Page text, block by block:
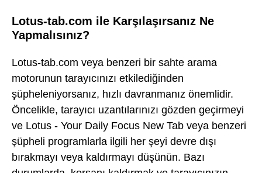
Lotus-tab.com ile Karşılaşırsanız Ne
Yapmalısınız?
Lotus-tab.com veya benzeri bir sahte arama
motorunun tarayıcınızı etkilediğinden
şüpheleniyorsanız, hızlı davranmanız önemlidir.
Öncelikle, tarayıcı uzantılarınızı gözden geçirmeyi
ve Lotus - Your Daily Focus New Tab veya benzeri
şüpheli programlarla ilgili her şeyi devre dışı
bırakmayı veya kaldırmayı düşünün. Bazı